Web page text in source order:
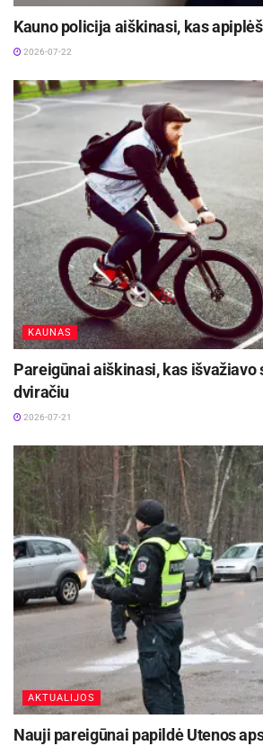
Kauno policija aiškinasi, kas
2026-07-22
KAUNAS
Pareigūnai aiškinasi, kas išvažiavo
dviračiu
2026-07-21
AKTUALIJOS
Nauji pareigūnai papildė Utenos